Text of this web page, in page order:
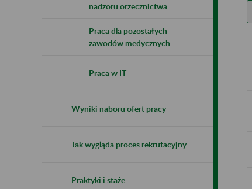
nadzoru orzecznictwa
Praca dla pozostałych
zawodów medycznych
Praca w IT
Wyniki naboru ofert pracy
Jak wygląda proces rekrutacyjny
Praktyki i staże